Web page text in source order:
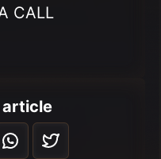
CALL
article